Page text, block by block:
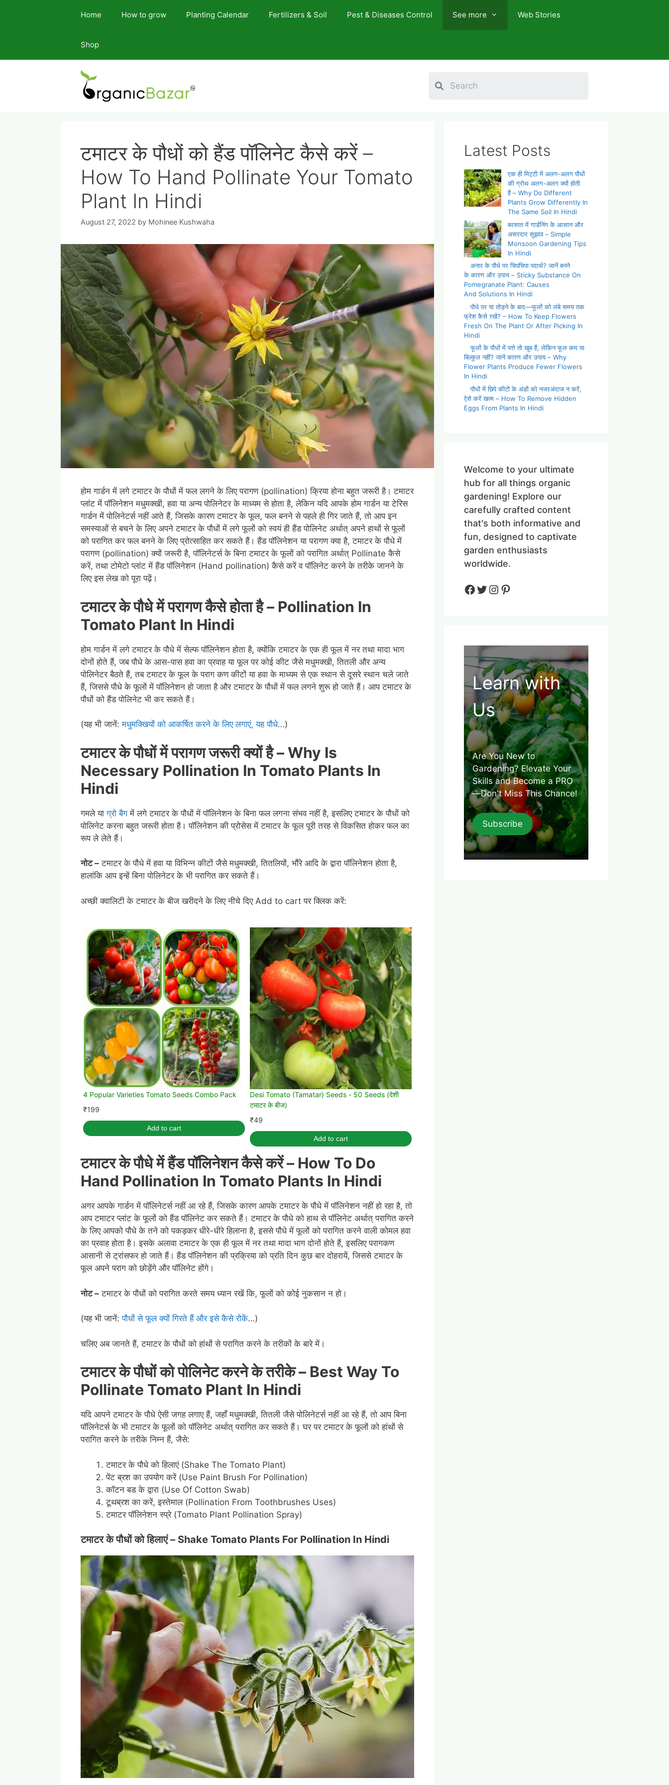
Home How to grow Planting Calendar Fertilizers & Soil Pest & Diseases Control See more Web Stories
Shop
टमाटर के पौधों को हैंड पॉलिनेट कैसे करें –
How To Hand Pollinate Your Tomato
Plant In Hindi
August 27, 2022 by Mohinee Kushwaha
होम गार्डन में लगे टमाटर के पौधों में फल लगने के लिए परागण (pollination) क्रिया होना बहुत जरूरी है। टमाटर
प्लांट में पॉलिनेशन मधुमक्खी, हवा या अन्य पोलिनेटर के माध्यम से होता है, लेकिन यदि आपके होम गार्डन या टेरिस
गार्डन में पोलिनेटर्स नहीं आते हैं, जिसके कारण टमाटर के फूल, फल बनने से पहले ही गिर जाते हैं, तो आप इन
समस्याओं से बचने के लिए अपने टमाटर के पौधों में लगे फूलों को स्वयं ही हैंड पोलिनेट अर्थात् अपने हाथों से फूलों
को परागित कर फल बनने के लिए प्रोत्साहित कर सकते हैं। हैंड पॉलिनेशन या परागण क्या है, टमाटर के पौधे में
परागण (pollination) क्यों जरूरी है, पॉलिनेटर्स के बिना टमाटर के फूलों को परागित अर्थात् Pollinate कैसे
करें, तथा टोमेटो प्लांट में हैंड पॉलिनेशन (Hand pollination) कैसे करें व पॉलिनेट करने के तरीके जानने के
लिए इस लेख को पूरा पढ़ें।
टमाटर के पौधे में परागण कैसे होता है – Pollination In
Tomato Plant In Hindi
होम गार्डन में लगे टमाटर के पौधे में सेल्फ पॉलिनेशन होता है, क्योंकि टमाटर के एक ही फूल में नर तथा मादा भाग
दोनों होते हैं, जब पौधे के आस-पास हवा का प्रवाह या फूल पर कोई कीट जैसे मधुमक्खी, तितली और अन्य
पोलिनेटर बैठते हैं, तब टमाटर के फूल के पराग कण कीटों या हवा के माध्यम से एक स्थान से दूसरे स्थान चले जाते
हैं, जिससे पौधे के फूलों में पॉलिनेशन हो जाता है और टमाटर के पौधों में फल लगने शुरू हो जाते हैं। आप टमाटर के
पौधों को हैंड पोलिनेट भी कर सकते हैं।
(यह भी जानें:मधुमक्खियों को आकर्षित करने के लिए लगाएं, यह पौधे…)
टमाटर के पौधों में परागण जरूरी क्यों है –Why Is
Necessary Pollination In Tomato Plants In
Hindi
गमले याग्रो बैग में लगे टमाटर के पौधों में पॉलिनेशन के बिना फल लगना संभव नहीं है, इसलिए टमाटर के पौधों को
पोलिनेट करना बहुत जरूरी होता है। पॉलिनेशन की प्रोसेस में टमाटर के फूल पूरी तरह से विकसित होकर फल का
रूप ले लेते हैं।
नोट – टमाटर के पौधे में हवा या विभिन्न कीटों जैसे मधुमक्खी, तितलियों, भौंरे आदि के द्वारा पॉलिनेशन होता है,
हालांकि आप इन्हें बिना पोलिनेटर के भी परागित कर सकते हैं।
अच्छी क्वालिटी के टमाटर के बीज खरीदने के लिए नीचे दिए Add to cart पर क्लिक करें:
4 Popular Varieties Tomato Seeds Combo Pack
₹199
Add to cart
Desi Tomato (Tamatar) Seeds - 50 Seeds (देशी
टमाटर के बीज)
₹49
Add to cart
टमाटर के पौधे में हैंड पॉलिनेशन कैसे करें – How To Do
Hand Pollination In Tomato Plants In Hindi
अगर आपके गार्डन में पॉलिनेटर्स नहीं आ रहे हैं, जिसके कारण आपके टमाटर के पौधे में पॉलिनेशन नहीं हो रहा है, तो
आप टमाटर प्लांट के फूलों को हैंड पॉलिनेट कर सकते हैं। टमाटर के पौधे को हाथ से पॉलिनेट अर्थात् परागित करने
के लिए आपको पौधे के तने को पकड़कर धीरे-धीरे हिलाना है, इससे पौधे में फूलों को परागित करने वाली कोमल हवा
का प्रवाह होता है। इसके अलावा टमाटर के एक ही फूल में नर तथा मादा भाग दोनों होते हैं, इसलिए परागकण
आसानी से ट्रांसफर हो जाते हैं। हैंड पॉलिनेशन की प्रक्रिया को प्रति दिन कुछ बार दोहरायें, जिससे टमाटर के
फूल अपने पराग को छोड़ेंगे और पॉलिनेट होंगे।
नोट – टमाटर के पौधों को परागित करते समय ध्यान रखें कि, फूलों को कोई नुकसान न हो।
(यह भी जानें:पौधों से फूल क्यों गिरते हैं और इसे कैसे रोकें…)
चलिए अब जानते हैं, टमाटर के पौधों को हांथों से परागित करने के तरीकों के बारे में।
टमाटर के पौधों को पोलिनेट करने के तरीके– Best Way To
Pollinate Tomato Plant In Hindi
यदि आपने टमाटर के पौधे ऐसी जगह लगाए हैं, जहाँ मधुमक्खी, तितली जैसे पोलिनेटर्स नहीं आ रहे हैं, तो आप बिना
पॉलिनेटर्स के भी टमाटर के फूलों को पॉलिनेट अर्थात् परागित कर सकते हैं। घर पर टमाटर के फूलों को हांथों से
परागित करने के तरीके निम्न हैं, जैसे:
टमाटर के पौधे को हिलाएं (Shake The Tomato Plant)
पेंट ब्रश का उपयोग करें (Use Paint Brush For Pollination)
कॉटन बड के द्वारा (Use Of Cotton Swab)
टूथब्रश का करें, इस्तेमाल (Pollination From Toothbrushes Uses)
टमाटर पॉलिनेशन स्प्रे (Tomato Plant Pollination Spray)
टमाटर के पौधों को हिलाएं– Shake Tomato Plants For Pollination In Hindi
Latest Posts
एक ही मिट्टी में अलग-अलग पौधों
की ग्रोथ अलग-अलग क्यों होती
है – Why Do Different
Plants Grow Differently In
The Same Soil In Hindi
बरसात में गार्डनिंग के आसान और
असरदार सुझाव – Simple
Monsoon Gardening Tips
In Hindi
अनार के पौधे पर चिपचिपा पदार्थ? जानें बनने
के कारण और उपाय – Sticky Substance On
Pomegranate Plant: Causes
And Solutions In Hindi
पौधे पर या तोड़ने के बाद—फूलों को लंबे समय तक
फ्रेश कैसे रखें? – How To Keep Flowers
Fresh On The Plant Or After Picking In
Hindi
फूलों के पौधों में पत्ते तो खूब हैं, लेकिन फूल कम या
बिल्कुल नहीं? जानें कारण और उपाय – Why
Flower Plants Produce Fewer Flowers
In Hindi
पौधों में छिपे कीटों के अंडों को नजरअंदाज न करें,
ऐसे करें खत्म – How To Remove Hidden
Eggs From Plants In Hindi
Welcome to your ultimate
hub for all things organic
gardening! Explore our
carefully crafted content
that's both informative and
fun, designed to captivate
garden enthusiasts
worldwide.
Facebook
Twitter
Instagram
Pinteres
Learn with
Us
Are You New to
Gardening? Elevate Your
Skills and Become a PRO
—Don't Miss This Chance!
Subscribe